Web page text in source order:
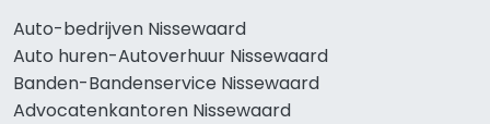
Auto-bedrijven Nissewaard
Auto huren-Autoverhuur Nissewaard
Banden-Bandenservice Nissewaard
Advocatenkantoren Nissewaard